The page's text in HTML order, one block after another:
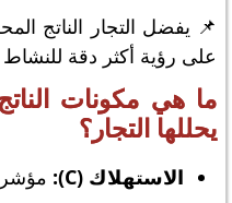
📌 يفضل التجار الناتج
على رؤية أكثر دقة للنشاط
ما هي مكونات
يحللها التجار؟
الاستهلاك (C):
مؤشر